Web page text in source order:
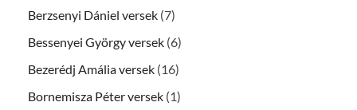
Berzsenyi Dániel versek (7)
Bessenyei György versek (6)
Bezerédj Amália versek (16)
Bornemisza Péter versek (1)